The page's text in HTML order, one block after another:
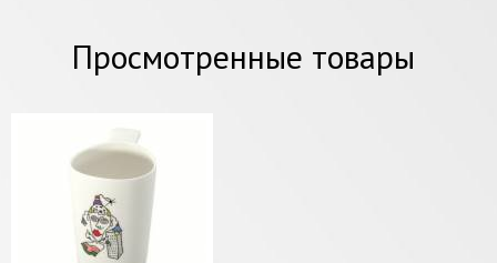
Просмотренные товары